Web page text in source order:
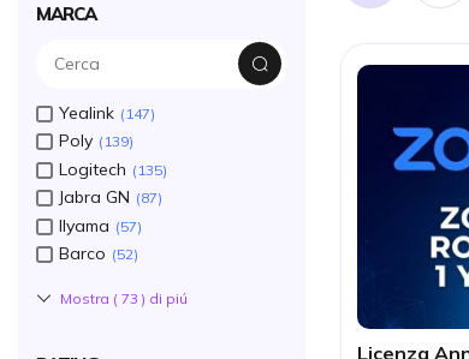
Licenza
MARCA
Yealink 147
Poly 139
Logitech 135
Jabra GN 87
IIyama 57
Barco 52
Mostra ( 73 ) di piú